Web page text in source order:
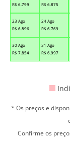
R$ 6.799
R$ 6.875
23 Ago
R$ 6.896
24 Ago
R$ 6.769
30 Ago
R$ 7.854
31 Ago
R$ 6.997
* Os preços e
Confirme os